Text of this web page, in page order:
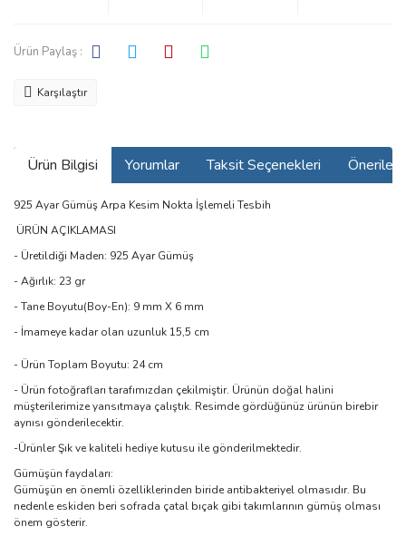
Ürün Paylaş :
Karşılaştır
Ürün Bilgisi Yorumlar Taksit Seçenekleri
925 Ayar Gümüş Arpa Kesim Nokta İşlemeli Tesbih
ÜRÜN AÇIKLAMASI
- Üretildiği Maden: 925 Ayar Gümüş
- Ağırlık: 23 gr
- Tane Boyutu(Boy-En): 9 mm X 6 mm
- İmameye kadar olan uzunluk 15,5 cm
- Ürün Toplam Boyutu: 24 cm
- Ürün fotoğrafları tarafımızdan çekilmiştir. Ürünün doğal halini
müşterilerimize yansıtmaya çalıştık. Resimde gördüğünüz ürünün birebir
aynısı gönderilecektir.
-Ürünler Şık ve kaliteli hediye kutusu ile gönderilmektedir.
Gümüşün faydaları:
Gümüşün en önemli özelliklerinden biride antibakteriyel olmasıdır. Bu
nedenle eskiden beri sofrada çatal bıçak gibi takımlarının gümüş olması
önem gösterir.